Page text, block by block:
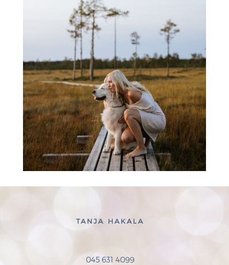
TANJA HAKALA
045 631 4099